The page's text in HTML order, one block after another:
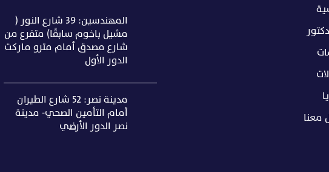
المهندسين: 39 شارع النور (
مشيل باخوم سابقًا) متفرع من
شارع مصدق أمام مترو ماركت
الدور الأول
مدينة نصر: 52 شارع الطيران
أمام التأمين الصحي- مدينة
نصر الدور الأرضي
معنا